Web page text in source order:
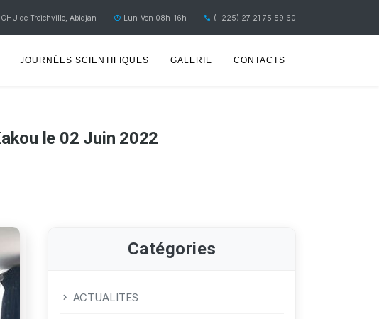
CHU de Treichville, Abidjan Lun-Ven 08h-16h (+225) 27 21 75 59 60
JOURNÉES SCIENTIFIQUES GALERIE CONTACTS
le 02 Juin 2022
Catégories
ACTUALITES